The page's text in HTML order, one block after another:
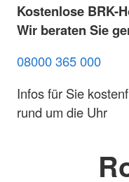
Kostenlose BRK-
Wir beraten Sie
08000 365 000
Infos für Sie
rund um die Uhr